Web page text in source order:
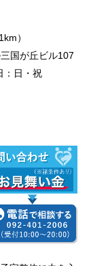
）
国が丘ビル107
：日・祝